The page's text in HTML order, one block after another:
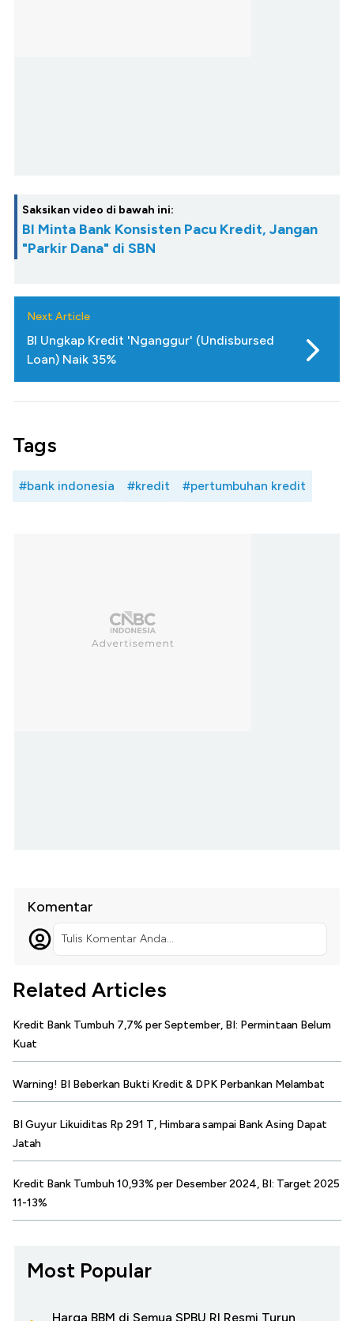
Saksikan video di bawah ini:
BI Minta Bank Konsisten Pacu Kredit, Jangan
"Parkir Dana" di SBN
Next Article
BI Ungkap Kredit 'Nganggur' (Undisbursed
Loan) Naik 35%
Tags
#bank indonesia #kredit #pertumbuhan kredit
Komentar
Tulis Komentar Anda...
Related Articles
Kredit Bank Tumbuh 7,7% per September, BI: Permintaan Belum
Kuat
Warning! BI Beberkan Bukti Kredit & DPK Perbankan Melambat
BI Guyur Likuiditas Rp 291 T, Himbara sampai Bank Asing Dapat
Jatah
Kredit Bank Tumbuh 10,93% per Desember 2024, BI: Target 2025
11-13%
Most Popular
Harga BBM di Semua SPBU RI Resmi Turun,